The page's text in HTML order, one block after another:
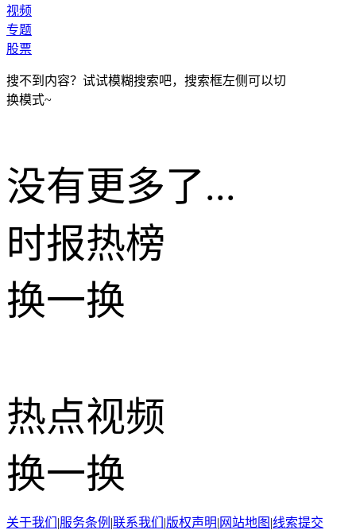
视频
专题
股票
搜不到内容？试试模糊搜索吧，搜索框左侧可以切
换模式~
没有更多了...
时报热榜
换一换
热点视频
换一换
关于我们 |服务条例 |联系我们 |版权声明| 网站地图 |线索提交